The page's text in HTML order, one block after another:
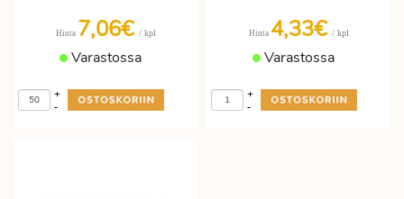
Hinta 7,06€ / kpl
Varastossa
-
+
Hinta 4,33€ / kpl
Varastossa
-
+